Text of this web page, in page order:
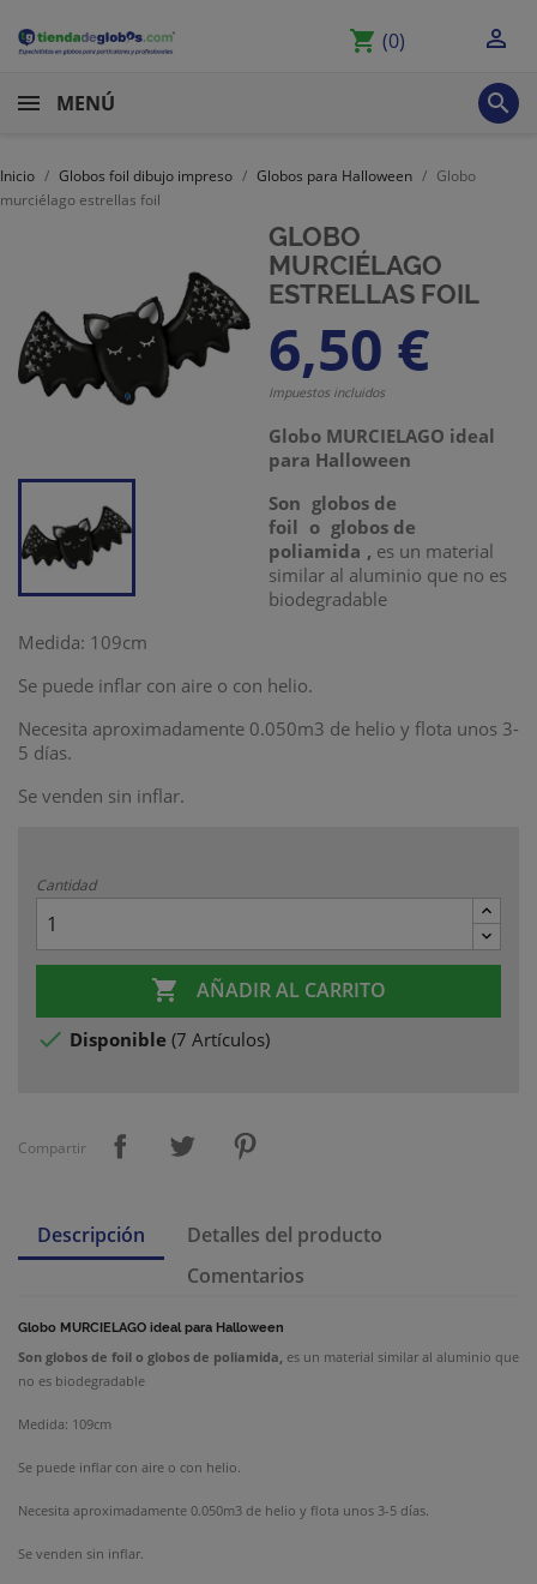
shopping_cart (0) 
MENÚ 
Inicio Globos foil dibujo impreso Globos para Halloween
Globo
murciélago estrellas foil
GLOBO
MURCIÉLAGO
ESTRELLAS FOIL
6,50 €
Impuestos incluidos
Globo MURCIELAGO ideal
para Halloween
Son globos de
foil o globos de
poliamida , es un material
similar al aluminio que no es
biodegradable
Medida: 109cm
Se puede inflar con aire o con helio.
Necesita aproximadamente 0.050m3 de helio y flota unos 3-
5 días.
Se venden sin inflar.
Cantidad
 AÑADIR AL CARRITO
 Disponible (7 Artículos)
Compartir
Descripción
Detalles del producto
Comentarios
Globo MURCIELAGO ideal para Halloween
Son globos de foil o globos de poliamida, es un material similar al aluminio que
no es biodegradable
Medida: 109cm
Se puede inflar con aire o con helio.
Necesita aproximadamente 0.050m3 de helio y flota unos 3-5 días.
Se venden sin inflar.